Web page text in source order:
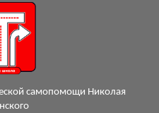
самопомощи Николая